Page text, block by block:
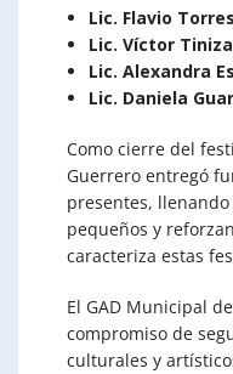
Lic. Flavio Torres
Lic. Víctor
Lic. Alexandra
Lic. Daniela
Como cierre del
Guerrero entregó
presentes,
pequeños y
caracteriza estas
El GAD Municipal
compromiso de
culturales y